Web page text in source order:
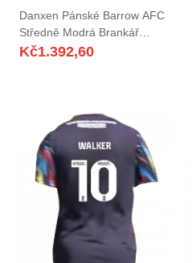
Danxen Pánské Barrow AFC
Středně Modrá Brankář
Dresy 2025/26 Dres
Kč1.392,60